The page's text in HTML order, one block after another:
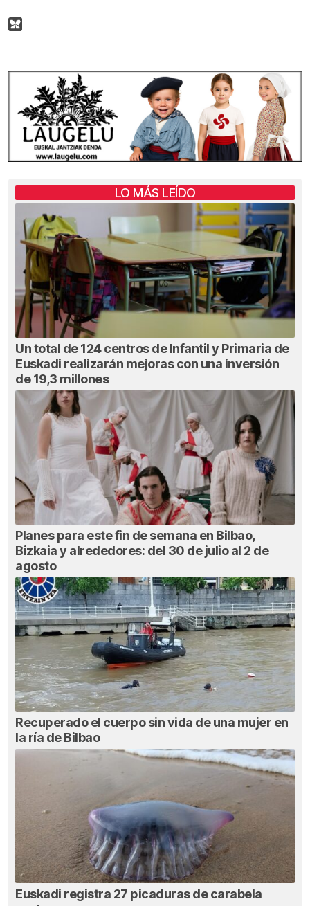
LO MÁS LEÍDO
Un total de 124 centros de Infantil y Primaria de
Euskadi realizarán mejoras con una inversión
de 19,3 millones
Planes para este fin de semana en Bilbao,
Bizkaia y alrededores: del 30 de julio al 2 de
agosto
Recuperado el cuerpo sin vida de una mujer en
la ría de Bilbao
Euskadi registra 27 picaduras de carabela